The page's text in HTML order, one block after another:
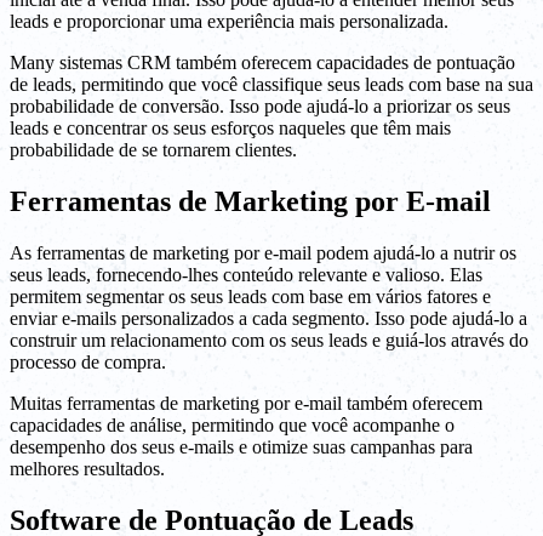
leads e proporcionar uma experiência mais personalizada.
Many sistemas CRM também oferecem capacidades de pontuação
de leads, permitindo que você classifique seus leads com base na sua
probabilidade de conversão. Isso pode ajudá-lo a priorizar os seus
leads e concentrar os seus esforços naqueles que têm mais
probabilidade de se tornarem clientes.
Ferramentas de Marketing por E-mail
As ferramentas de marketing por e-mail podem ajudá-lo a nutrir os
seus leads, fornecendo-lhes conteúdo relevante e valioso. Elas
permitem segmentar os seus leads com base em vários fatores e
enviar e-mails personalizados a cada segmento. Isso pode ajudá-lo a
construir um relacionamento com os seus leads e guiá-los através do
processo de compra.
Muitas ferramentas de marketing por e-mail também oferecem
capacidades de análise, permitindo que você acompanhe o
desempenho dos seus e-mails e otimize suas campanhas para
melhores resultados.
Software de Pontuação de Leads